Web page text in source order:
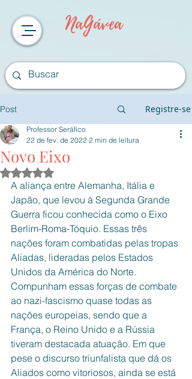
NaGávea
Post Registre-se
Novo Eixo
Professor Seráfico
22 de fev. de 2022 2 min de leitura
Avaliado com NaN de 5 estrelas.
A aliança entre Alemanha, Itália e
Japão, que levou à Segunda Grande
Guerra ficou conhecida como o Eixo
Berlim-Roma-Tóquio. Essas três
nações foram combatidas pelas tropas
Aliadas, lideradas pelos Estados
Unidos da América do Norte.
Compunham essas forças de combate
ao nazi-fascismo quase todas as
nações europeias, sendo que a
França, o Reino Unido e a Rússia
tiveram destacada atuação. Em que
pese o discurso triunfalista que dá os
Aliados como vitoriosos, ainda se está